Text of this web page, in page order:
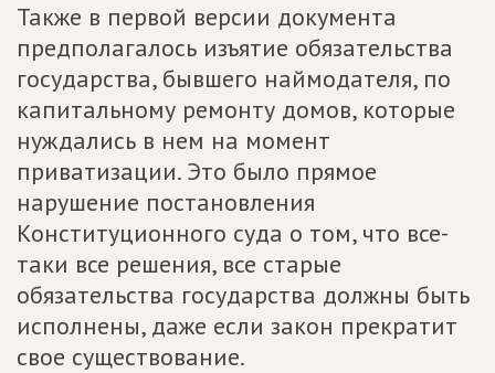
Также в первой версии документа
предполагалось изъятие обязательства
государства, бывшего наймодателя, по
капитальному ремонту домов, которые
нуждались в нем на момент
приватизации. Это было прямое
нарушение постановления
Конституционного суда о том, что все-
таки все решения, все старые
обязательства государства должны быть
исполнены, даже если закон прекратит
свое существование.